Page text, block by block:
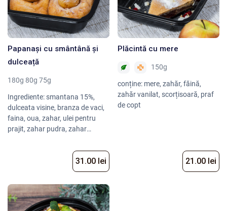
Papanași cu smântână și
dulceață
180g 80g 75g
Ingrediente: smantana 15%,
dulceata visine, branza de vaci,
faina, oua, zahar, ulei pentru
prajit, zahar pudra, zahar
31.00 lei
Plăcintă cu mere
150g
conține: mere, zahăr, făină,
zahăr vanilat, scorțisoară, praf
de copt
21.00 lei